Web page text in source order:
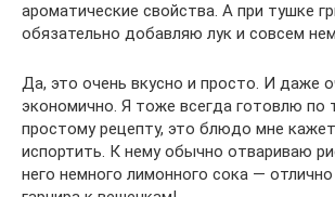
ароматические свойства. А при тушке
обязательно добавляю лук и совсем
Да, это очень вкусно и просто. И даже
экономично. Я тоже всегда готовлю по
простому рецепту, это блюдо мне
испортить. К нему обычно отвариваю
него немного лимонного сока —